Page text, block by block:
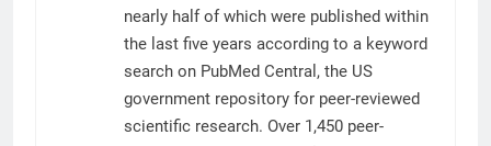
nearly half of which were published within
the last five years according to a keyword
search on PubMed Central, the US
government repository for peer-reviewed
scientific research. Over 1,450 peer-